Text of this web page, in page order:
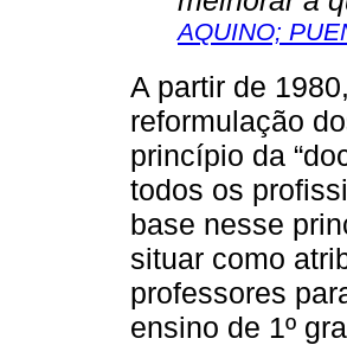
AQUINO;
A partir de
reformulação
princípio da
todos os
base nesse
situar como
professores
ensino de 1º